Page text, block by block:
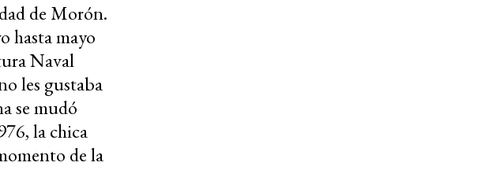
de Morón.
hasta mayo
Naval
les gustaba
se mudó
la chica
de la